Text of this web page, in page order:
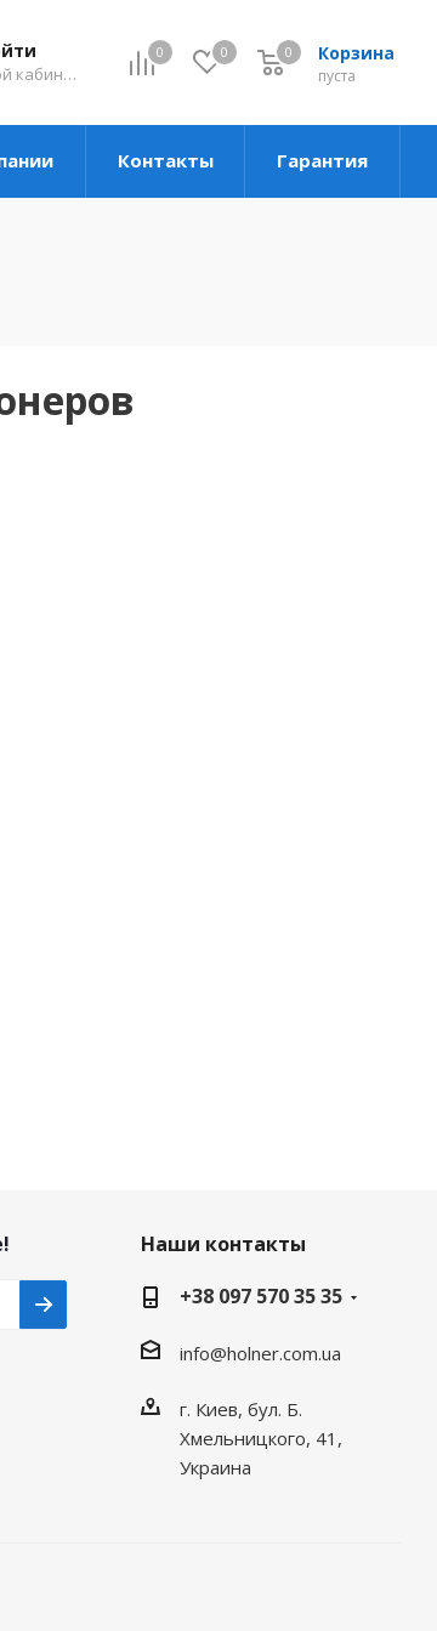
0 0 Корзина
пуста
0
Мой кабинет
Контакты Гарантия
Наши контакты
+38 097 570 35 35
info@holner.com.ua
г. Киев, бул. Б.
Хмельницкого, 41,
Украина